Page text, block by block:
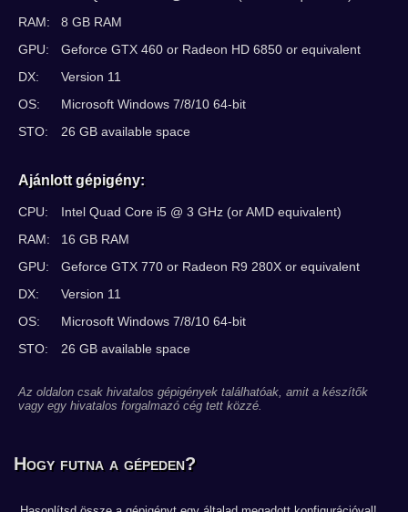
RAM:
8 GB RAM
GPU:
Geforce GTX 460 or Radeon HD 6850 or equivalent
DX:
Version 11
OS:
Microsoft Windows 7/8/10 64-bit
STO:
26 GB available space
Ajánlott gépigény:
CPU:
Intel Quad Core i5 @ 3 GHz (or AMD equivalent)
RAM:
16 GB RAM
GPU:
Geforce GTX 770 or Radeon R9 280X or equivalent
DX:
Version 11
OS:
Microsoft Windows 7/8/10 64-bit
STO:
26 GB available space
Az oldalon csak hivatalos gépigények találhatóak, amit a készítők
vagy egy hivatalos forgalmazó cég tett közzé.
Hogy futna a gépeden?